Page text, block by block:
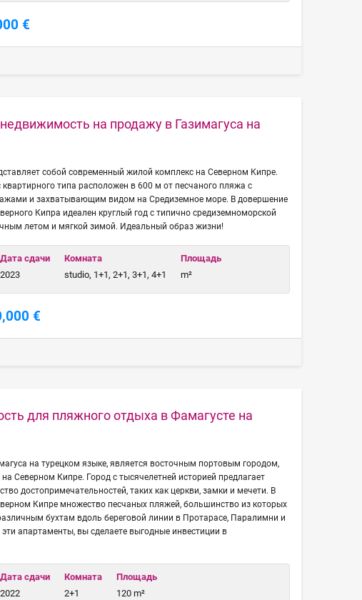
€
на продажу в Газимагуса на
собой современный жилой комплекс на Северном Кипре.
типа расположен в 600 м от песчаного пляжа с
и захватывающим видом на Средиземное море. В довершение
Кипра идеален круглый год с типично средиземноморской
летом и мягкой зимой. Идеальный образ жизни!
Дата сдачи
2023
Комната
studio, 1+1, 2+1, 3+1, 4+1
Площадь
m²
€
для пляжного отдыха в Фамагусте на
на турецком языке, является восточным портовым городом,
Северном Кипре. Город с тысячелетней историей предлагает
достопримечательностей, таких как церкви, замки и мечети. В
Кипре множество песчаных пляжей, большинство из которых
бухтам вдоль береговой линии в Протарасе, Паралимни и
апартаменты, вы сделаете выгодные инвестиции в
Дата сдачи
2022
Комната
2+1
Площадь
120 m²